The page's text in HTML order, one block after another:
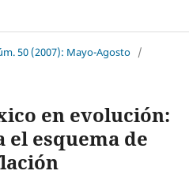
50 (2007): Mayo-Agosto /
en evolución:
esquema de